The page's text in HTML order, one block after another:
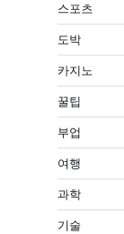
스포츠
도박
카지노
꿀팁
부업
여행
과학
기술